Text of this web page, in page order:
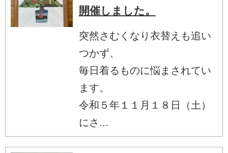
開催しました。
突然さむくなり衣替えも追い
つかず、
毎日着るものに悩まされてい
ます。
令和５年１１月１８日（土）
にさ...